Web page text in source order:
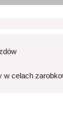
w celach